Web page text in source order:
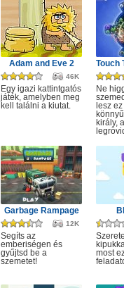
Adam and Eve 2
46K
Egy igazi kattintgatós
játék, amelyben meg
kell találni a kiutat.
Ne
lesz
király,
Garbage Rampage
12K
Segíts az
emberiségen és
gyűjtsd be a
szemetet!
most